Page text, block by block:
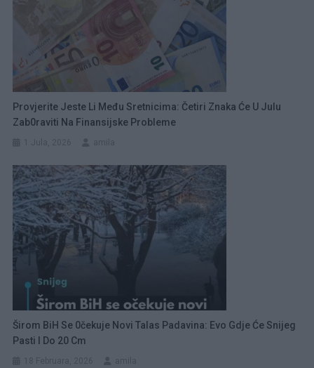
Provjerite Jeste Li Među Sretnicima: Četiri Znaka Će U Julu
Zab0raviti Na Finansijske Probleme
Širom BiH Se 0čekuje Novi Talas Padavina: Evo Gdje Će Snijeg
Pasti I Do 20 Cm